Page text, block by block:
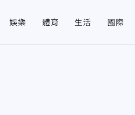
娛樂 體育 生活 國際